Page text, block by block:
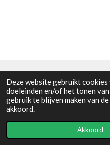
Deze website gebruikt
doeleinden en/of het tonen
gebruik te blijven maken van
akkoord.
Akkoord
Algemene voorwaarden
© 2021 - RC en mineralenshop